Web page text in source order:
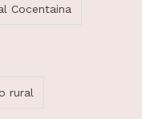
Cocentaina
rural